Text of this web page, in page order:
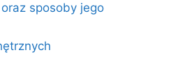
oraz sposoby jego